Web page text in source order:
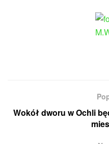
Wokół dworu w Ochli